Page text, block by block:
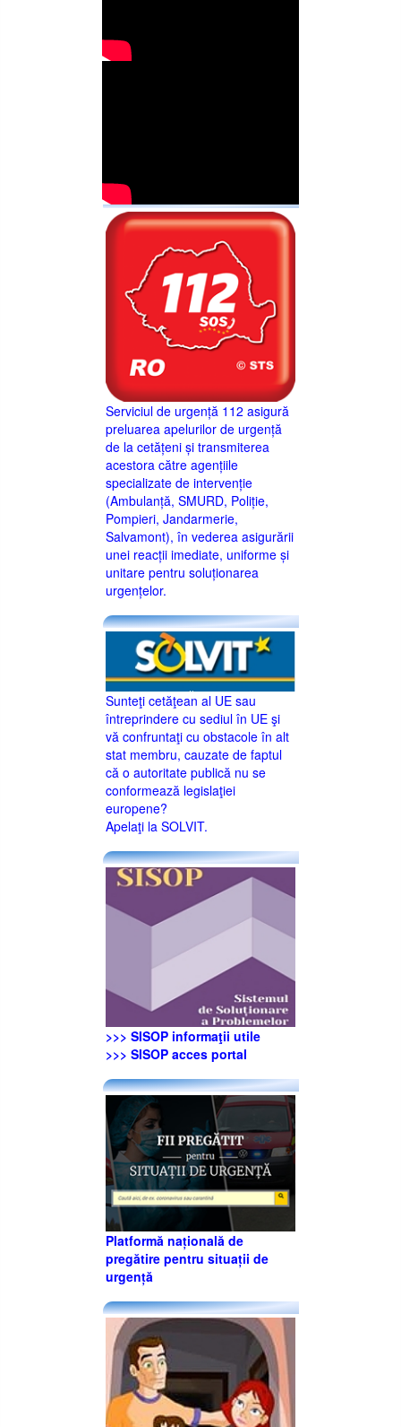
Serviciul de urgență 112 asigură
preluarea apelurilor de urgență
de la cetățeni și transmiterea
acestora către agențiile
specializate de intervenție
(Ambulanță, SMURD, Poliție,
Pompieri, Jandarmerie,
Salvamont), în vederea asigurării
unei reacții imediate, uniforme și
unitare pentru soluționarea
urgențelor.
Sunteţi cetăţean al UE sau
întreprindere cu sediul în UE şi
vă confruntaţi cu obstacole în alt
stat membru, cauzate de faptul
că o autoritate publică nu se
conformează legislaţiei
europene?
Apelaţi la SOLVIT.
>>> SISOP informaţii utile
>>> SISOP acces portal
Platformă națională de
pregătire pentru situații de
urgență